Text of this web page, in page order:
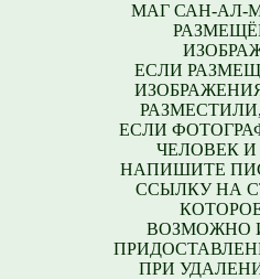
МАГ САН-АЛ-
ЕСЛИ
ЕСЛИ
ЧЕЛОВЕК
НАПИШИТЕ
ССЫЛКУ НА
ВОЗМОЖНО
ПРИ